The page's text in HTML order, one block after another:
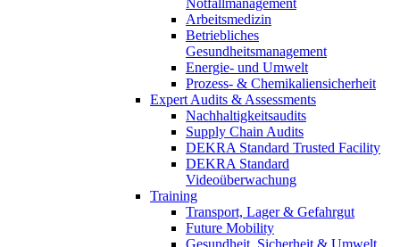
Arbeitsmedizin
Betriebliches
Gesundheitsmanagement
Energie- und Umwelt
Prozess- & Chemikaliensicherheit
Expert Audits & Assessments
Nachhaltigkeitsaudits
Supply Chain Audits
DEKRA Standard Trusted Facility
DEKRA Standard
Videoüberwachung
Training
Transport, Lager & Gefahrgut
Future Mobility
Gesundheit, Sicherheit & Umwelt